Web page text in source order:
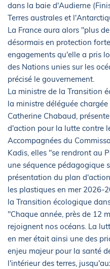
dans la baie d'Audierne
Terres australes et
La France aura alors "plus
désormais en protection
engagements qu'elle a pris
des Nations unies sur les
précisé le gouvernement.
La ministre de la Transition
la ministre déléguée
Catherine Chabaud,
d'action pour la lutte contre
Accompagnées du
Kadis, elles "se rendront au
une séquence pédagogique
présentation du plan
les plastiques en mer 2026-
la Transition écologique
"Chaque année, près de 12
rejoignent nos océans. La
en mer était ainsi une des
enjeu majeur pour la santé
l'intérieur des terres,